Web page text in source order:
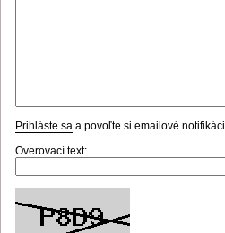
Prihláste sa a povoľte si emailové
Overovací text: